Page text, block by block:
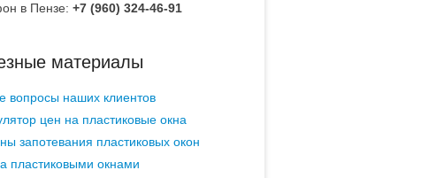
в Пензе: +7 (960) 324-46-91
материалы
вопросы наших клиентов
цен на пластиковые окна
запотевания пластиковых окон
пластиковыми окнами